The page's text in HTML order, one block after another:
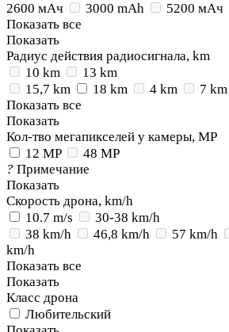
2600 мАч
3000 mAh 5200 мАч
Показать все
Показать
Радиус действия радиосигнала, km
10 km
13 km
15,7 km
18 km 4 km
7 km
Показать все
Показать
Кол-тво мегапикселей у камеры, MP
12 MP
48 MP
? Примечание
Показать
Скорость дрона, km/h
10.7 m/s
30-38 km/h
38 km/h
46,8 km/h 57 km/h
km/h
Показать все
Показать
Класс дрона
Любительский